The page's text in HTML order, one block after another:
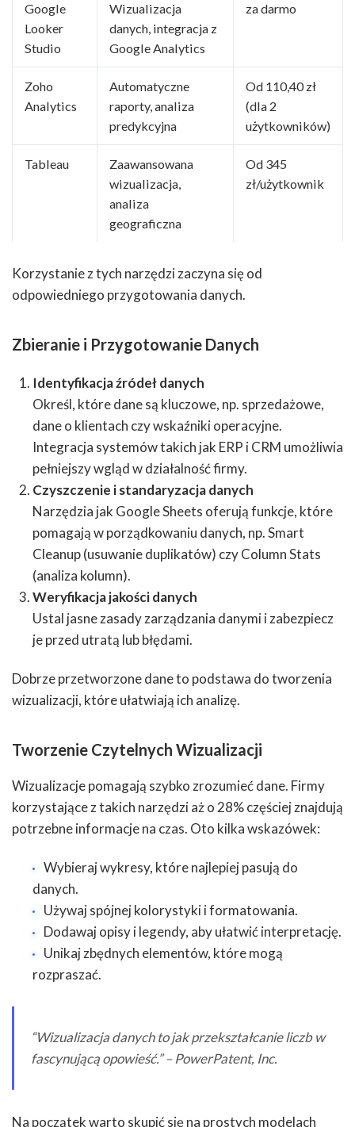
Google
Looker
Studio
Wizualizacja
danych, integracja z
Google Analytics
za darmo
Zoho
Analytics
Automatyczne
raporty, analiza
predykcyjna
Od 110,40 zł
(dla 2
użytkowników)
Tableau
Zaawansowana
wizualizacja,
analiza
geograficzna
Od 345
zł/użytkownik
Korzystanie z tych narzędzi zaczyna się od
odpowiedniego przygotowania danych.
Zbieranie i Przygotowanie Danych
Identyfikacja źródeł danych
Określ, które dane są kluczowe, np. sprzedażowe,
dane o klientach czy wskaźniki operacyjne.
Integracja systemów takich jak ERP i CRM umożliwia
pełniejszy wgląd w działalność firmy.
Czyszczenie i standaryzacja danych
Narzędzia jak Google Sheets oferują funkcje, które
pomagają w porządkowaniu danych, np. Smart
Cleanup (usuwanie duplikatów) czy Column Stats
(analiza kolumn).
Weryfikacja jakości danych
Ustal jasne zasady zarządzania danymi i zabezpiecz
je przed utratą lub błędami.
Dobrze przetworzone dane to podstawa do tworzenia
wizualizacji, które ułatwiają ich analizę.
Tworzenie Czytelnych Wizualizacji
Wizualizacje pomagają szybko zrozumieć dane. Firmy
korzystające z takich narzędzi aż o 28% częściej znajdują
potrzebne informacje na czas. Oto kilka wskazówek:
Wybieraj wykresy, które najlepiej pasują do
danych.
Używaj spójnej kolorystyki i formatowania.
Dodawaj opisy i legendy, aby ułatwić interpretację.
Unikaj zbędnych elementów, które mogą
rozpraszać.
“Wizualizacja danych to jak przekształcanie liczb w
fascynującą opowieść.” – PowerPatent, Inc.
Na początek warto skupić się na prostych modelach